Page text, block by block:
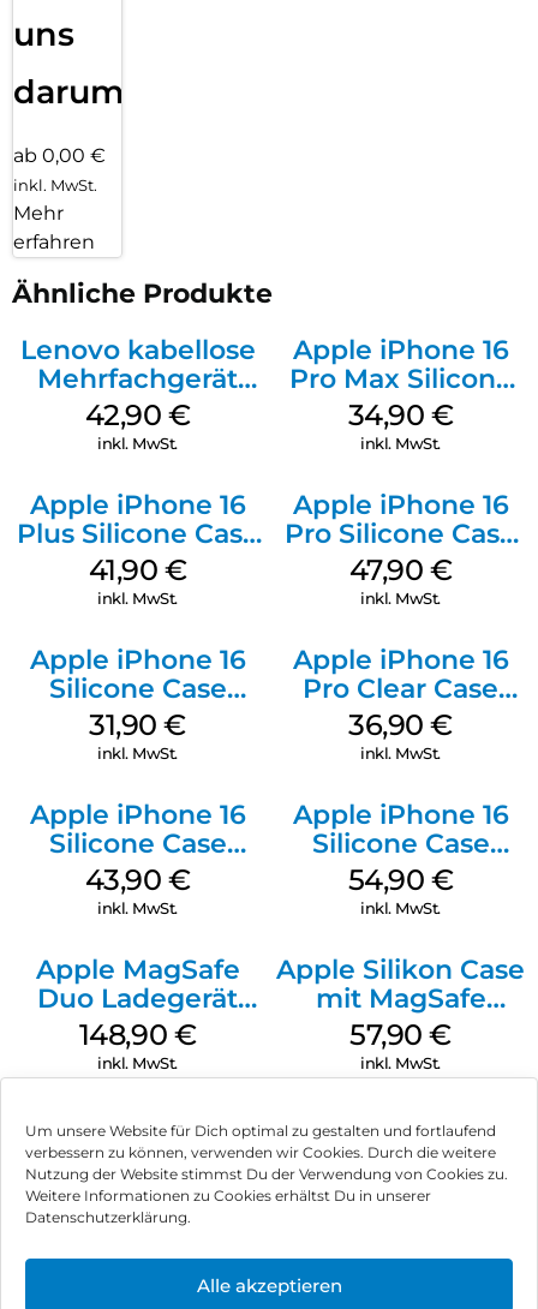
Um unsere Website für Dich optimal zu gestalten und fortlaufend
verbessern zu können, verwenden wir Cookies. Durch die weitere
Nutzung der Website stimmst Du der Verwendung von Cookies zu.
Weitere Informationen zu Cookies erhältst Du in unserer
Datenschutzerklärung.
Alle akzeptieren
uns
darum!
ab 0,00 €
inkl. MwSt.
Mehr
erfahren
Ähnliche Produkte
Lenovo kabellose
Mehrfachgerät
Luna Grey
42,90 €
inkl. MwSt.
Apple iPhone 16
Pro Max Silicone
Case MagSafe
Denim
34,90 €
inkl. MwSt.
Apple iPhone 16
Plus Silicone Case
MagSafe Stone
Gray
41,90 €
inkl. MwSt.
Apple iPhone 16
Pro Silicone Case
MagSafe Denim
47,90 €
inkl. MwSt.
Apple iPhone 16
Silicone Case
MagSafe Fuchsia
31,90€
inkl. MwSt.
Apple iPhone 16
Pro Clear Case
MagSafe
Transparent
36,90€
inkl. MwSt.
Apple iPhone 16
Silicone Case
MagSafe Plum
43,90 €
inkl. MwSt.
Apple iPhone 16
Silicone Case
MagSafe Black
54,90 €
inkl. MwSt.
Apple MagSafe
Duo Ladegerät
Weiß
148,90 €
inkl. MwSt.
Apple Silikon Case
mit MagSafe
iPhone 14 Pro
(PRODUCT)RED
57,90€
inkl. MwSt.
Impressum